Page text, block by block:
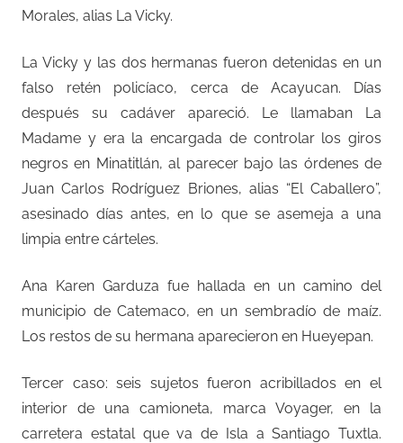
Morales, alias La Vicky.
La Vicky y las dos hermanas fueron detenidas en un
falso retén policíaco, cerca de Acayucan. Días
después su cadáver apareció. Le llamaban La
Madame y era la encargada de controlar los giros
negros en Minatitlán, al parecer bajo las órdenes de
Juan Carlos Rodríguez Briones, alias “El Caballero”,
asesinado días antes, en lo que se asemeja a una
limpia entre cárteles.
Ana Karen Garduza fue hallada en un camino del
municipio de Catemaco, en un sembradío de maíz.
Los restos de su hermana aparecieron en Hueyepan.
Tercer caso: seis sujetos fueron acribillados en el
interior de una camioneta, marca Voyager, en la
carretera estatal que va de Isla a Santiago Tuxtla.